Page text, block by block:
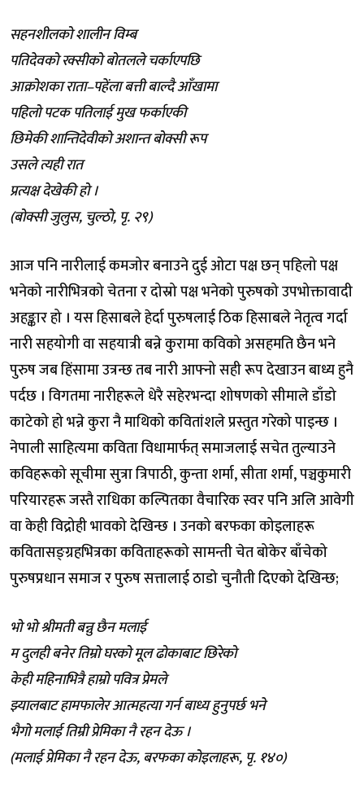
सहनशीलको शालीन विम्ब
पतिदेवको रक्सीको बोतलले चर्काएपछि
आक्रोशका राता–पहेंला बत्ती बाल्दै आँखामा
पहिलो पटक पतिलाई मुख फर्काएकी
छिमेकी शान्तिदेवीको अशान्त बोक्सी रूप
उसले त्यही रात
प्रत्यक्ष देखेकी हो ।
(बोक्सी जुलुस, चुल्ठो, पृ. २९)
आज पनि नारीलाई कमजोर बनाउने दुई ओटा पक्ष छन् पहिलो पक्ष
भनेको नारीभित्रको चेतना र दोस्रो पक्ष भनेको पुरुषको उपभोक्तावादी
अहङ्कार हो । यस हिसाबले हेर्दा पुरुषलाई ठिक हिसाबले नेतृत्व गर्दा
नारी सहयोगी वा सहयात्री बन्ने कुरामा कविको असहमति छैन भने
पुरुष जब हिंसामा उत्रन्छ तब नारी आफ्नो सही रूप देखाउन बाध्य हुनै
पर्दछ । विगतमा नारीहरूले धेरै सहेरभन्दा शोषणको सीमाले डाँडो
काटेको हो भन्ने कुरा नै माथिको कवितांशले प्रस्तुत गरेको पाइन्छ ।
नेपाली साहित्यमा कविता विधामार्फत् समाजलाई सचेत तुल्याउने
कविहरूको सूचीमा सुत्रा त्रिपाठी, कुन्ता शर्मा, सीता शर्मा, पञ्चकुमारी
परियारहरू जस्तै राधिका कल्पितका वैचारिक स्वर पनि अलि आवेगी
वा केही विद्रोही भावको देखिन्छ । उनको बरफका कोइलाहरू
कवितासङ्ग्रहभित्रका कविताहरूको सामन्ती चेत बोकेर बाँचेको
पुरुषप्रधान समाज र पुरुष सत्तालाई ठाडो चुनौती दिएको देखिन्छ;
भो भो श्रीमती बन्नु छैन मलाई
म दुलही बनेर तिम्रो घरको मूल ढोकाबाट छिरेको
केही महिनाभित्रै हाम्रो पवित्र प्रेमले
झ्यालबाट हामफालेर आत्महत्या गर्न बाध्य हुनुपर्छ भने
भैगो मलाई तिम्री प्रेमिका नै रहन देऊ ।
(मलाई प्रेमिका नै रहन देऊ, बरफका कोइलाहरू, पृ. १४०)